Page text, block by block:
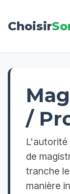
Choisir
/
L'autorité
de
tranche
manière